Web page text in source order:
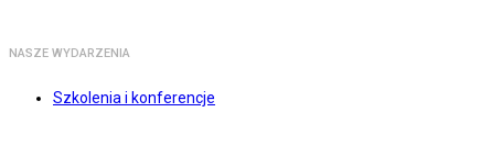
NASZE WYDARZENIA
Szkolenia i konferencje